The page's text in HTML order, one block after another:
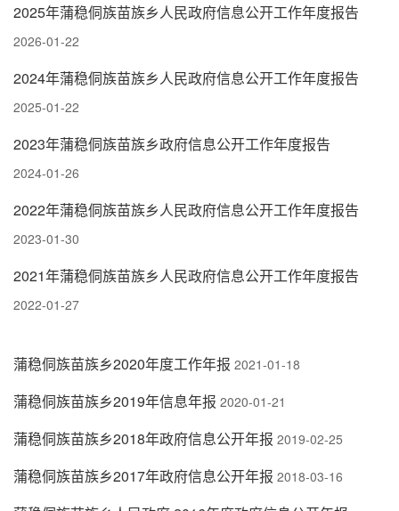
2025年蒲稳侗族苗族乡人民政府信息公开工作年度报告
2026-01-22
2024年蒲稳侗族苗族乡人民政府信息公开工作年度报告
2025-01-22
2023年蒲稳侗族苗族乡政府信息公开工作年度报告
2024-01-26
2022年蒲稳侗族苗族乡人民政府信息公开工作年度报告
2023-01-30
2021年蒲稳侗族苗族乡人民政府信息公开工作年度报告
2022-01-27
蒲稳侗族苗族乡2020年度工作年报 2021-01-18
蒲稳侗族苗族乡2019年信息年报 2020-01-21
蒲稳侗族苗族乡2018年政府信息公开年报 2019-02-25
蒲稳侗族苗族乡2017年政府信息公开年报 2018-03-16